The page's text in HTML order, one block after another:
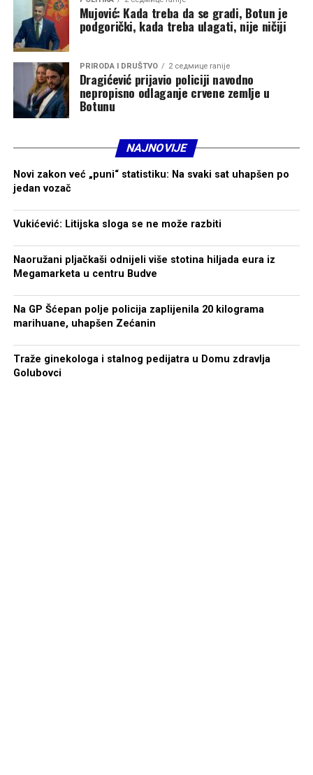
Mujović: Kada treba da se gradi, Botun je
podgorički, kada treba ulagati, nije ničiji
PRIRODA I DRUŠTVO 2 седмице ranije
Dragićević prijavio policiji navodno
nepropisno odlaganje crvene zemlje u
Botunu
NAJNOVIJE
Novi zakon već „puni“ statistiku: Na svaki sat uhapšen po
jedan vozač
Vukićević: Litijska sloga se ne može razbiti
Naoružani pljačkaši odnijeli više stotina hiljada eura iz
Megamarketa u centru Budve
Na GP Šćepan polje policija zaplijenila 20 kilograma
marihuane, uhapšen Zećanin
Traže ginekologa i stalnog pedijatra u Domu zdravlja
Golubovci